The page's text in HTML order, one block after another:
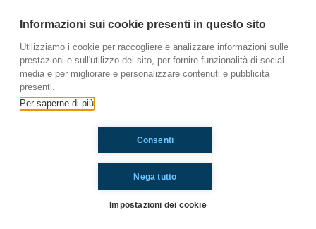
parler des habitudes qu’on a pris d’autres
pourquoi), donc écoutez pour en savoir plus!
#Toiaussi www.radioimmginaria.it
Ti è piaciuto? Condividilo!
Informazioni sui cookie presenti in questo sito
Utilizziamo i cookie per raccogliere e analizzare informazioni sulle
prestazioni e sull'utilizzo del sito, per fornire funzionalità di social
media e per migliorare e personalizzare contenuti e pubblicità
presenti.
Per saperne di più
Nega tutto
Consenti
Impostazioni dei cookie